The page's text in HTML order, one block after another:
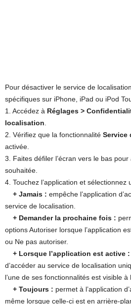
Pour désactiver le service de
spécifiques sur iPhone, iPad ou iPod
1. Accédez à Réglages >
localisation
2. Vérifiez que la fonctionnalité Service
activée.
3. Faites défiler l’écran vers le bas pour
souhaitée.
4. Touchez l’application et sélectionnez
+ Jamais : empêche l’application
service de localisation.
+ Demander la prochaine fois :
options Autoriser lorsque l’application
ou Ne pas autoriser.
+ Lorsque l’application est active :
d’accéder au service de localisation
l’une de ses fonctionnalités est visible à
+ Toujours : permet à l’application
même lorsque celle-ci est en arrière-